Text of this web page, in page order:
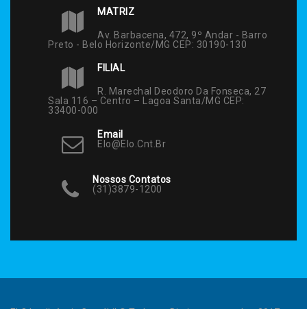
MATRIZ
Av. Barbacena, 472, 9º Andar - Barro
Preto - Belo Horizonte/MG CEP: 30190-130
FILIAL
R. Marechal Deodoro Da Fonseca, 27
Sala 116 – Centro – Lagoa Santa/MG CEP:
33400-000
Email
Elo@elo.cnt.br
Nossos Contatos
(31)3879-1200